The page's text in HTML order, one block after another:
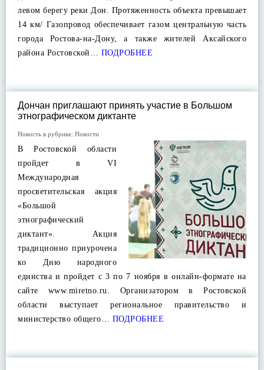
левом берегу реки Дон. Протяженность объекта превышает
14 км/ Газопровод обеспечивает газом центральную часть
города Ростова-на-Дону, а также жителей Аксайского
района Ростовской… ПОДРОБНЕЕ
Дончан приглашают принять участие в Большом
этнографическом диктанте
Новость в рубрике: Новости
В Ростовской области
пройдет в VI
Международная
просветительская акция
«Большой
этнографический
диктант». Акция
традиционно приурочена
ко Дню народного
единства и пройдет с 3 по 7 ноября в онлайн-формате на
сайте www.miretno.ru. Организатором в Ростовской
области выступает региональное правительство и
министерство общего… ПОДРОБНЕЕ